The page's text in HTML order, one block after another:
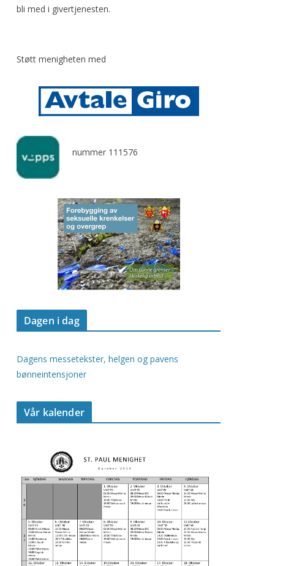
bli med i givertjenesten.
Støtt menigheten med
nummer 111576
Dagen i dag
Dagens messetekster, helgen og pavens
bønneintensjoner
Vår kalender